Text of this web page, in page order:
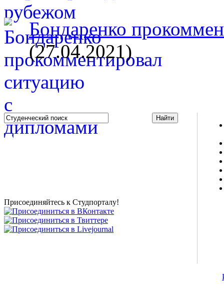
Бондаренко
(27.04.2021)
Studportal.net.ua - неофициальный студенческий сайт
Присоединяйтесь к Студпорталу!